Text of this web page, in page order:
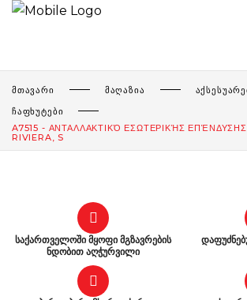
ᲛᲗᲐᲕᲐᲠᲘ ᲛᲐᲦᲐᲖᲘᲐ
ᲩᲐᲤᲮᲣᲢᲔᲑᲘ
A7515 - ΑΝΤΑΛΛΑΚΤΙΚΌ ΕΣΩΤΕΡΙΚΉΣ ΕΠΈΝΔΥΣΗΣ
RIVIERA, S
საქართველოში მყოფი მგზავრების
ნდობით აღჭურვილი